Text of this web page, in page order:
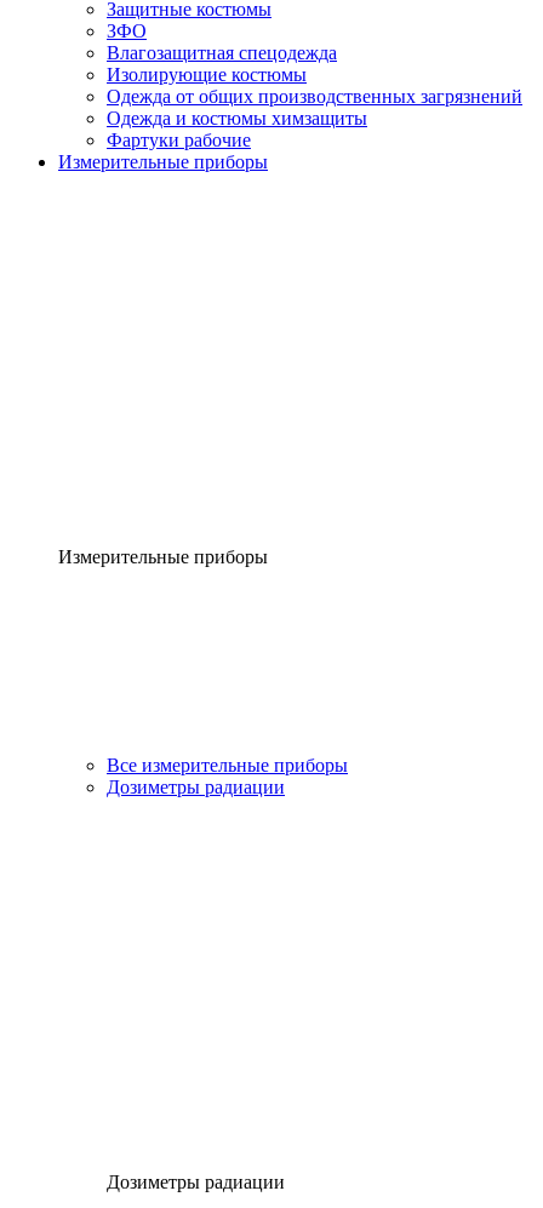
Защитные костюмы
ЗФО
Влагозащитная спецодежда
Изолирующие костюмы
Одежда от общих производственных загрязнений
Одежда и костюмы химзащиты
Фартуки рабочие
Измерительные приборы
Измерительные приборы
Все измерительные приборы
Дозиметры радиации
Дозиметры радиации